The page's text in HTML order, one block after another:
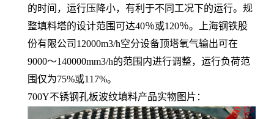
的时间，运行压降小，有利于不同工况下的运行。规
整填料塔的设计范围可达40％或120％。上海钢铁股
份有限公司12000m3/h空分设备顶塔氧气输出可在
9000～140000mm3/h的范围内进行调整，运行负荷范
围仅为75%或117%。
700Y不锈钢孔板波纹填料产品实物图片：